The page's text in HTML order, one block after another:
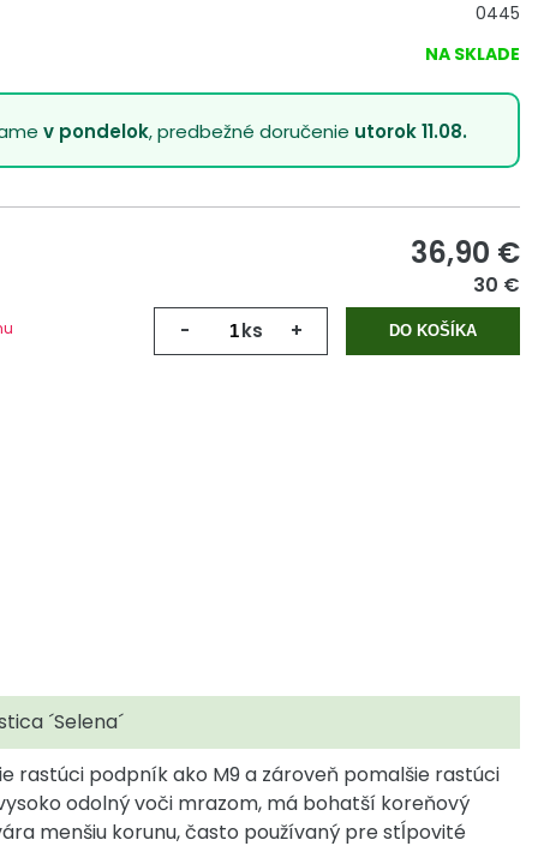
0445
NA SKLADE
v pondelok, predbežné doručenie utorok 11.08.
36,90 €
30 €
- ks + DO KOŠÍKA
´Selena´
rastúci podpník ako M9 a zároveň pomalšie rastúci
odolný voči mrazom, má bohatší koreňový
menšiu korunu, často používaný pre stĺpovité